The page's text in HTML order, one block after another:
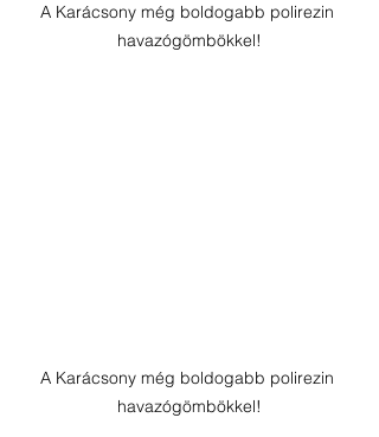
A Karácsony még boldogabb polirezin
havazógömbökkel!
A Karácsony még boldogabb polirezin
havazógömbökkel!